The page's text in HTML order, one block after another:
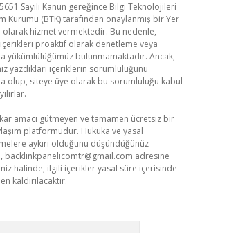
Sayılı Kanun gereğince Bilgi Teknolojileri
Kurumu (BTK) tarafından onaylanmış bir Yer
olarak hizmet vermektedir. Bu nedenle,
proaktif olarak denetleme veya
yükümlülüğümüz bulunmamaktadır. Ancak,
yazdıkları içeriklerin sorumluluğunu
olup, siteye üye olarak bu sorumluluğu kabul
amacı gütmeyen ve tamamen ücretsiz bir
platformudur. Hukuka ve yasal
aykırı olduğunu düşündüğünüz
backlinkpanelicomtr@gmail.com adresine
halinde, ilgili içerikler yasal süre içerisinde
kaldırılacaktır.